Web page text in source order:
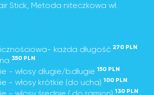
Stick, Metoda niteczkowa wł.
każda długość 270 PLN
350 PLN
- włosy długie/b.długie 150 PLN
- włosy krótkie (do ucha) 100 PLN
130 PLN